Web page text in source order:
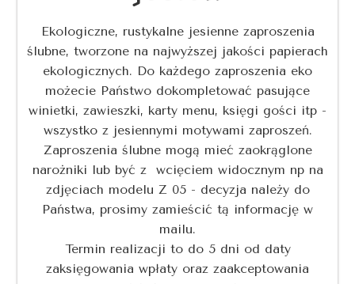
Ekologiczne, rustykalne jesienne zaproszenia
ślubne, tworzone na najwyższej jakości papierach
ekologicznych. Do każdego zaproszenia eko
możecie Państwo dokompletować pasujące
winietki, zawieszki, karty menu, księgi gości itp -
wszystko z jesiennymi motywami zaproszeń.
Zaproszenia ślubne mogą mieć zaokrąglone
narożniki lub być z wcięciem widocznym np na
zdjęciach modelu Z 05 - decyzja należy do
Państwa, prosimy zamieścić tą informację w
mailu.
Termin realizacji to do 5 dni od daty
zaksięgowania wpłaty oraz zaakceptowania